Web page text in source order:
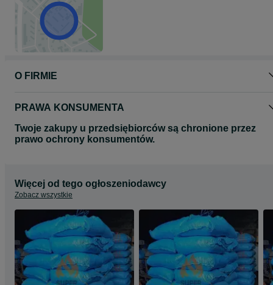
O FIRMIE
PRAWA KONSUMENTA
Twoje zakupy u przedsiębiorców są chronione przez
prawo ochrony konsumentów.
Więcej od tego ogłoszeniodawcy
Zobacz wszystkie